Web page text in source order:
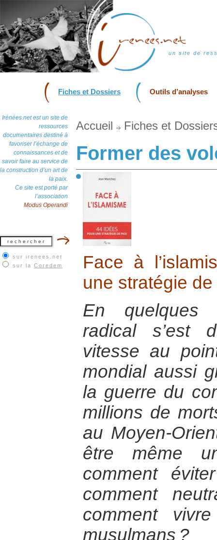
un site de
Fiches et Dossiers Outils d’analyses
Irénées.net est un site de
ressources
documentaires destiné à
favoriser l’échange de
connaissances et de
savoir faire au service de
la construction d’un art de
la paix.
Ce site est porté par
l’association
Modus Operandi
sur irenees.net
sur la Coredem
Accueil Fiches et
Former des
Face à
une stratégie
En quelques
radical s’est
vitesse au
mondial aussi
la guerre du
millions de
au Moyen-
être même
comment
comment
comment
musulmans ?